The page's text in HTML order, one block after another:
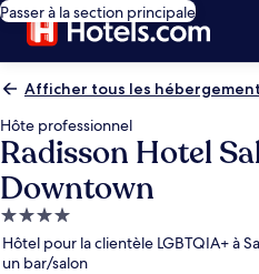
Passer à la section principale
Afficher tous les
Hôte professionnel
Radisson Hotel
Downtown
Hébergement
4.0 étoiles
Hôtel pour la clientèle LGBTQIA+ à
un bar/salon